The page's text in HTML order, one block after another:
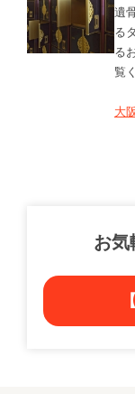
遺
る
る
覧
大
お気